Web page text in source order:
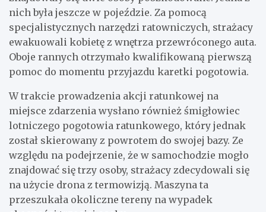
nich była jeszcze w pojeździe. Za pomocą
specjalistycznych narzędzi ratowniczych, strażacy
ewakuowali kobietę z wnętrza przewróconego auta.
Oboje rannych otrzymało kwalifikowaną pierwszą
pomoc do momentu przyjazdu karetki pogotowia.
W trakcie prowadzenia akcji ratunkowej na
miejsce zdarzenia wysłano również śmigłowiec
lotniczego pogotowia ratunkowego, który jednak
został skierowany z powrotem do swojej bazy. Ze
względu na podejrzenie, że w samochodzie mogło
znajdować się trzy osoby, strażacy zdecydowali się
na użycie drona z termowizją. Maszyna ta
przeszukała okoliczne tereny na wypadek